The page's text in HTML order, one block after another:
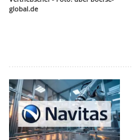
global.de